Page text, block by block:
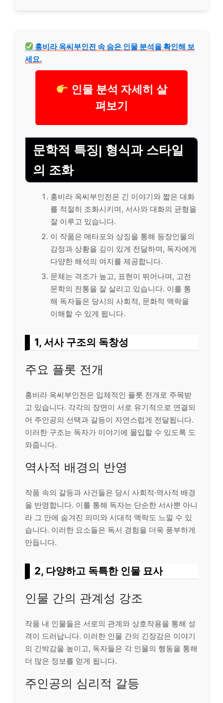
홍비라 옥씨부인전 속 숨은 인물 분석을 확인해 보
세요.
인물 분석 자세히 살
펴보기
문학적 특징| 형식과 스타일
의 조화
홍비라 옥씨부인전은 긴 이야기와 짧은 대화
를 적절히 조화시키며, 서사와 대화의 균형을
잘 이루고 있습니다.
이 작품은 메타포와 상징을 통해 등장인물의
감정과 상황을 깊이 있게 전달하며, 독자에게
다양한 해석의 여지를 제공합니다.
문체는 격조가 높고, 표현이 뛰어나며, 고전
문학의 전통을 잘 살리고 있습니다. 이를 통
해 독자들은 당시의 사회적, 문화적 맥락을
이해할 수 있게 됩니다.
1, 서사 구조의 독창성
주요 플롯 전개
홍비라 옥씨부인전은 입체적인 플롯 전개로 주목받
고 있습니다. 각각의 장면이 서로 유기적으로 연결되
어 주인공의 선택과 갈등이 자연스럽게 전달됩니다.
이러한 구조는 독자가 이야기에 몰입할 수 있도록 도
와줍니다.
역사적 배경의 반영
작품 속의 갈등과 사건들은 당시 사회적·역사적 배경
을 반영합니다. 이를 통해 독자는 단순한 서사뿐 아니
라 그 안에 숨겨진 의미와 시대적 맥락도 느낄 수 있
습니다. 이러한 요소들은 독서 경험을 더욱 풍부하게
만듭니다.
2, 다양하고 독특한 인물 묘사
인물 간의 관계성 강조
작품 내 인물들은 서로의 관계와 상호작용을 통해 성
격이 드러납니다. 이러한 인물 간의 긴장감은 이야기
의 긴박감을 높이고, 독자들은 각 인물의 행동을 통해
더 많은 정보를 얻게 됩니다.
주인공의 심리적 갈등